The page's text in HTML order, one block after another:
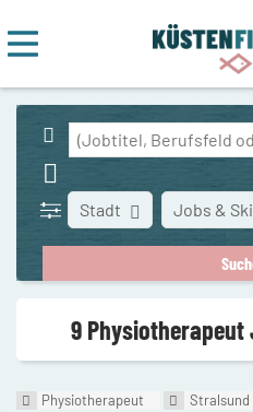
Stadt Jobs &
9
Physiotherapeut Stralsund